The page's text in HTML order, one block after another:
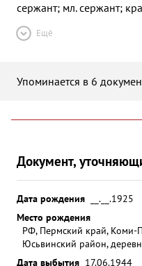
сержант; мл. сержант;
Ещё
Упоминается в 6
Документ,
Дата рождения
__.__.1925
Место рождения
РФ, Пермский край, Коми-
Юсьвинский район,
Дата выбытия 17.06.1944